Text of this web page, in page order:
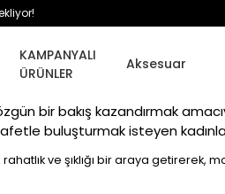
KAMPANYALI
ÜRÜNLER
Aksesuar
bir bakış kazandırmak
buluşturmak isteyen
ve şıklığı bir araya getirerek,